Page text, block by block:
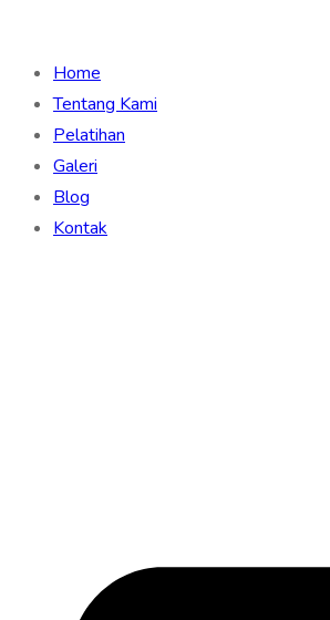
Home
Tentang Kami
Pelatihan
Galeri
Blog
Kontak